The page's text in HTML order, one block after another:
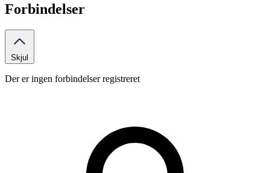
Forbindelser
Skjul
Der er ingen forbindelser registreret